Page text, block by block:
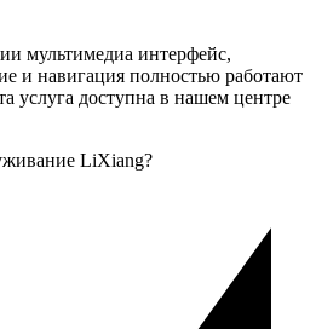
мультимедиа интерфейс,
и навигация полностью работают
услуга доступна в нашем центре
LiXiang?